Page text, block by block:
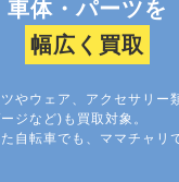
車体・パーツを
幅広く買取
やウェア、アクセサリー
ジなど)も買取対象。
自転車でも、ママチャリ